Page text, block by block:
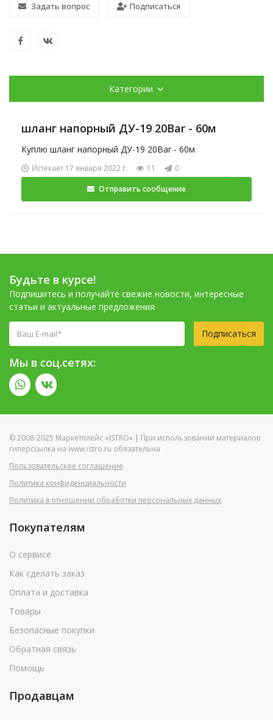
Задать вопрос Подписаться
Категории
шланг напорный ДУ-19 20Bar - 60м
Куплю шланг напорный ДУ-19 20Bar - 60м
Истекает 17 января 2022 г. 11
0
Отправить сообщение
Будьте в курсе!
Подпишитесь и получайте свежие новости, интересные
статьи и актуальные предложения
Подписаться
Мы в соц.сетях:
© 2008-2025 Маркетплейс «ISTRO» | При использовании материалов
гиперссылка на www.istro.ru обязательна
Пользовательское соглашение
Политика конфиденциальности
Политика в отношении обработки персональных данных
Покупателям
О сервисе
Как сделать заказ
Оплата и доставка
Товары
Безопасные покупки
Обратная связь
Помощь
Продавцам